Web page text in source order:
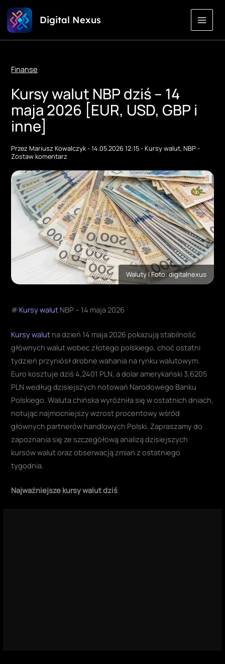
Przejdź
do
treści
Digital Nexus
Finanse
Kursy walut NBP dziś – 14
maja 2026 [EUR, USD, GBP i
inne]
PrzezMariusz Kowalczyk-14.05.2026 12:15-Kursy walut,NBP-
Zostaw komentarz
Waluty | Foto: digitalnexus
# Kursy walut NBP – 14 maja 2026
Kursy walut na dzień 14 maja 2026 pokazują stabilność
głównych walut wobec złotego polskiego, choć ostatni
tydzień przyniósł drobne wahania na rynku walutowym.
Euro kosztuje dziś 4,2401 PLN, a dolar amerykański 3,6205
PLN według dzisiejszych notowań Narodowego Banku
Polskiego. Waluta chińska wyróżniła się w ostatnich dniach,
notując najmocniejszy wzrost procentowy wśród
głównych partnerów handlowych Polski. Zapraszamy do
zapoznania się ze szczegółową analizą dzisiejszych
kursów walut oraz obserwacją zmian z ostatniego
tygodnia.
Najważniejsze kursy walut dziś